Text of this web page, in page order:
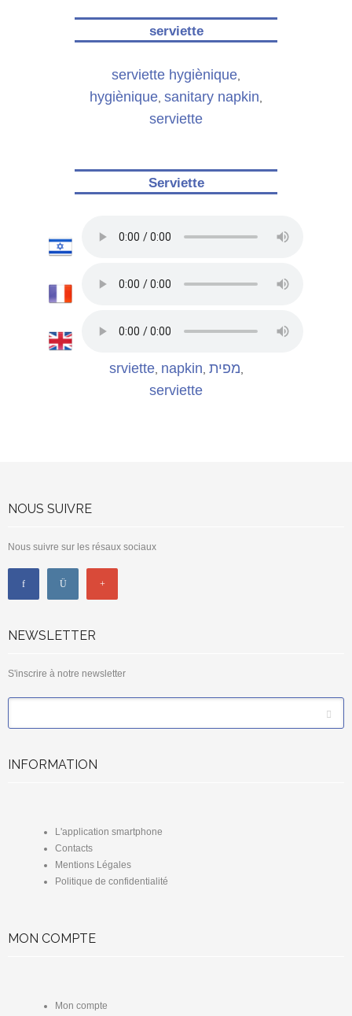
serviette
serviette hygiènique
hygiènique sanitary napkin
serviette
Serviette
srviette, napkin מפית
serviette
NOUS SUIVRE
Nous suivre sur les résaux sociaux
NEWSLETTER
S'inscrire à notre newsletter
INFORMATION
L'application smartphone
Contacts
Mentions Légales
Politique de confidentialité
MON COMPTE
Mon compte